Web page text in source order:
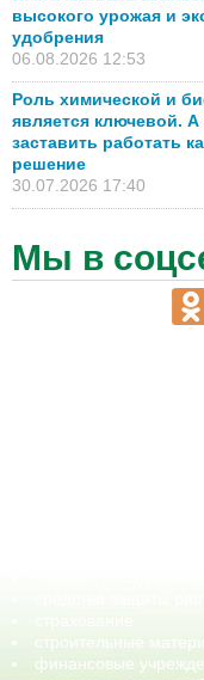
высокого урожая и
удобрения
06.08.2026 12:53
Роль химической и
является ключевой.
заставить работать
решение
30.07.2026 17:40
Мы в
строительные
финансовые